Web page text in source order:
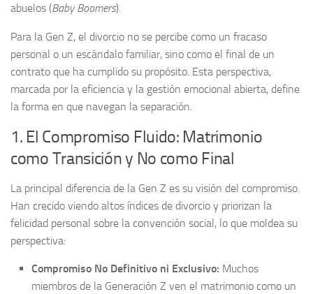
abuelos (Baby Boomers).
Para la Gen Z, el divorcio no se percibe como un fracaso
personal o un escándalo familiar, sino como el final de un
contrato que ha cumplido su propósito. Esta perspectiva,
marcada por la eficiencia y la gestión emocional abierta, define
la forma en que navegan la separación.
1. El Compromiso Fluido: Matrimonio
como Transición y No como Final
La principal diferencia de la Gen Z es su visión del compromiso.
Han crecido viendo altos índices de divorcio y priorizan la
felicidad personal sobre la convención social, lo que moldea su
perspectiva:
Compromiso No Definitivo ni Exclusivo: Muchos
miembros de la Generación Z ven el matrimonio como un